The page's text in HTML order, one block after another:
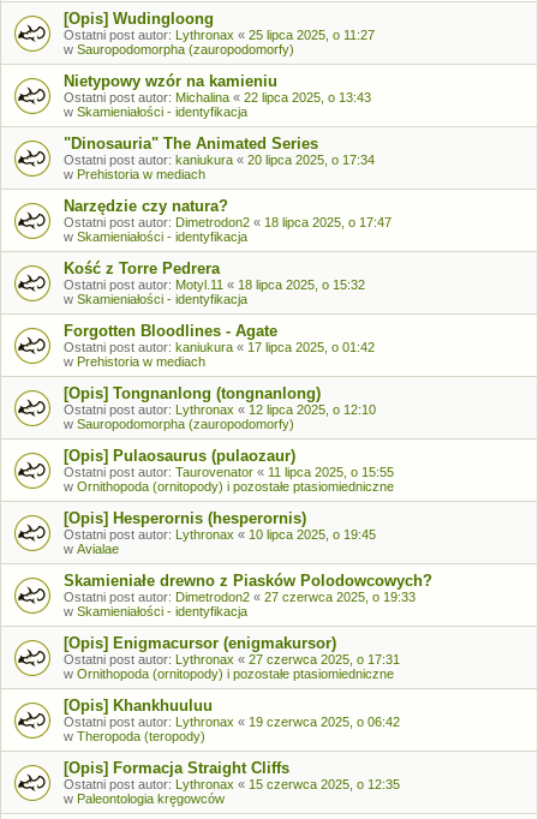
[Opis] Wudingloong
Ostatni post autor: Lythronax « 25 lipca 2025, o 11:27
w Sauropodomorpha (zauropodomorfy)
Nietypowy wzór na kamieniu
Ostatni post autor: Michalina « 22 lipca 2025, o 13:43
w Skamieniałości - identyfikacja
"Dinosauria" The Animated Series
Ostatni post autor: kaniukura « 20 lipca 2025, o 17:34
w Prehistoria w mediach
Narzędzie czy natura?
Ostatni post autor: Dimetrodon2 « 18 lipca 2025, o 17:47
w Skamieniałości - identyfikacja
Kość z Torre Pedrera
Ostatni post autor: Motyl.11 « 18 lipca 2025, o 15:32
w Skamieniałości - identyfikacja
Forgotten Bloodlines - Agate
Ostatni post autor: kaniukura « 17 lipca 2025, o 01:42
w Prehistoria w mediach
[Opis] Tongnanlong (tongnanlong)
Ostatni post autor: Lythronax « 12 lipca 2025, o 12:10
w Sauropodomorpha (zauropodomorfy)
[Opis] Pulaosaurus (pulaozaur)
Ostatni post autor: Taurovenator « 11 lipca 2025, o 15:55
w Ornithopoda (ornitopody) i pozostałe ptasiomiedniczne
[Opis] Hesperornis (hesperornis)
Ostatni post autor: Lythronax « 10 lipca 2025, o 19:45
w Avialae
Skamieniałe drewno z Piasków Polodowcowych?
Ostatni post autor: Dimetrodon2 « 27 czerwca 2025, o 19:33
w Skamieniałości - identyfikacja
[Opis] Enigmacursor (enigmakursor)
Ostatni post autor: Lythronax « 27 czerwca 2025, o 17:31
w Ornithopoda (ornitopody) i pozostałe ptasiomiedniczne
[Opis] Khankhuuluu
Ostatni post autor: Lythronax « 19 czerwca 2025, o 06:42
w Theropoda (teropody)
[Opis] Formacja Straight Cliffs
Ostatni post autor: Lythronax « 15 czerwca 2025, o 12:35
w Paleontologia kręgowców